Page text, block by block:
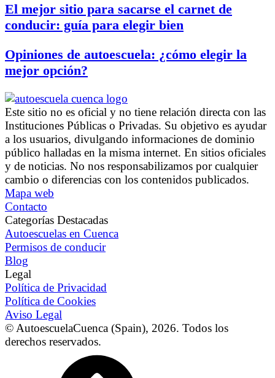
El mejor sitio para sacarse el carnet de
conducir: guía para elegir bien
Opiniones de autoescuela: ¿cómo elegir la
mejor opción?
Este sitio no es oficial y no tiene relación directa con las
Instituciones Públicas o Privadas. Su objetivo es ayudar
a los usuarios, divulgando informaciones de dominio
público halladas en la misma internet. En sitios oficiales
y de noticias. No nos responsabilizamos por cualquier
cambio o diferencias con los contenidos publicados.
Mapa web
Contacto
Categorías Destacadas
Autoescuelas en Cuenca
Permisos de conducir
Blog
Legal
Política de Privacidad
Política de Cookies
Aviso Legal
© AutoescuelaCuenca (Spain), 2026. Todos los
derechos reservados.